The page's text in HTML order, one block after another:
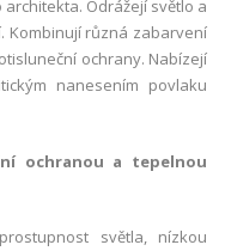
Odrážejí světlo a
Kombinují různá zabarvení
ochrany. Nabízejí
nanesením povlaku
ochranou a tepelnou
světla, nízkou